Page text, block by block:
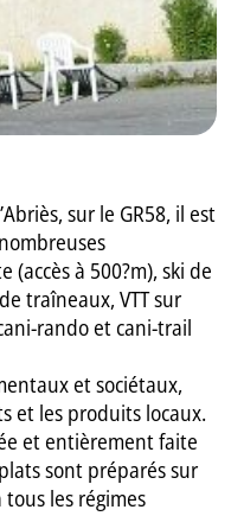
sur le GR58, il est
(accès à 500?m), ski de
traîneaux, VTT sur
rando et cani-trail
et sociétaux,
et les produits locaux.
et entièrement faite
sont préparés sur
les régimes